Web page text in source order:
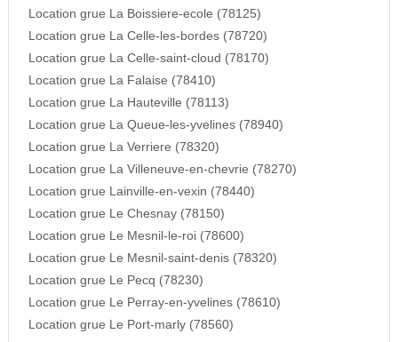
Location grue La Boissiere-ecole (78125)
Location grue La Celle-les-bordes (78720)
Location grue La Celle-saint-cloud (78170)
Location grue La Falaise (78410)
Location grue La Hauteville (78113)
Location grue La Queue-les-yvelines (78940)
Location grue La Verriere (78320)
Location grue La Villeneuve-en-chevrie (78270)
Location grue Lainville-en-vexin (78440)
Location grue Le Chesnay (78150)
Location grue Le Mesnil-le-roi (78600)
Location grue Le Mesnil-saint-denis (78320)
Location grue Le Pecq (78230)
Location grue Le Perray-en-yvelines (78610)
Location grue Le Port-marly (78560)